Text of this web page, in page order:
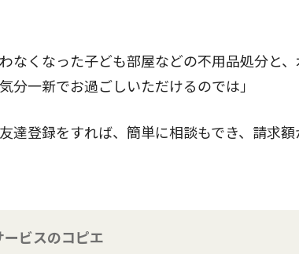
なくなった子ども部屋などの不用品処分と
分一新でお過ごしいただけるのでは」
達登録をすれば、簡単に相談もでき、請求
ービスのコピエ